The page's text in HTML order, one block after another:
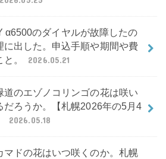
α6500のダイヤルが故障したの
に出した。申込手順や期間や費
と。
2026.05.21
道のエゾノコリンゴの花は咲い
だろうか。【札幌2026年の5月4
2026.05.18
マドの花はいつ咲くのか。札幌